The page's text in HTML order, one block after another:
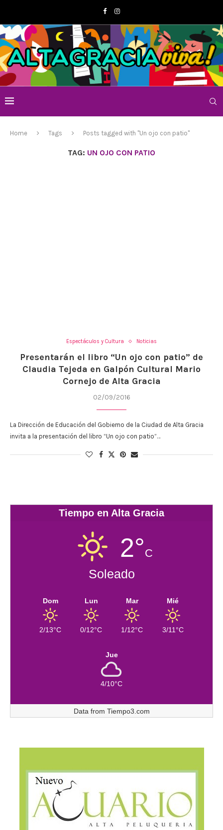
Home Tags Posts tagged with "Un ojo con patio"
TAG: UN OJO CON PATIO
Espectáculos y Cultura Noticias
Presentarán el libro “Un ojo con patio” de
Claudia Tejeda en Galpón Cultural Mario
Cornejo de Alta Gracia
02/09/2016
La Dirección de Educación del Gobierno de la Ciudad de Alta Gracia
invita a la presentación del libro “Un ojo con patio”…
Tiempo en Alta Gracia
2°C
Soleado
Dom
2/13°C
Lun
0/12°C
Mar
1/12°C
Mié
3/11°C
Jue
4/10°C
Data from Tiempo3.com